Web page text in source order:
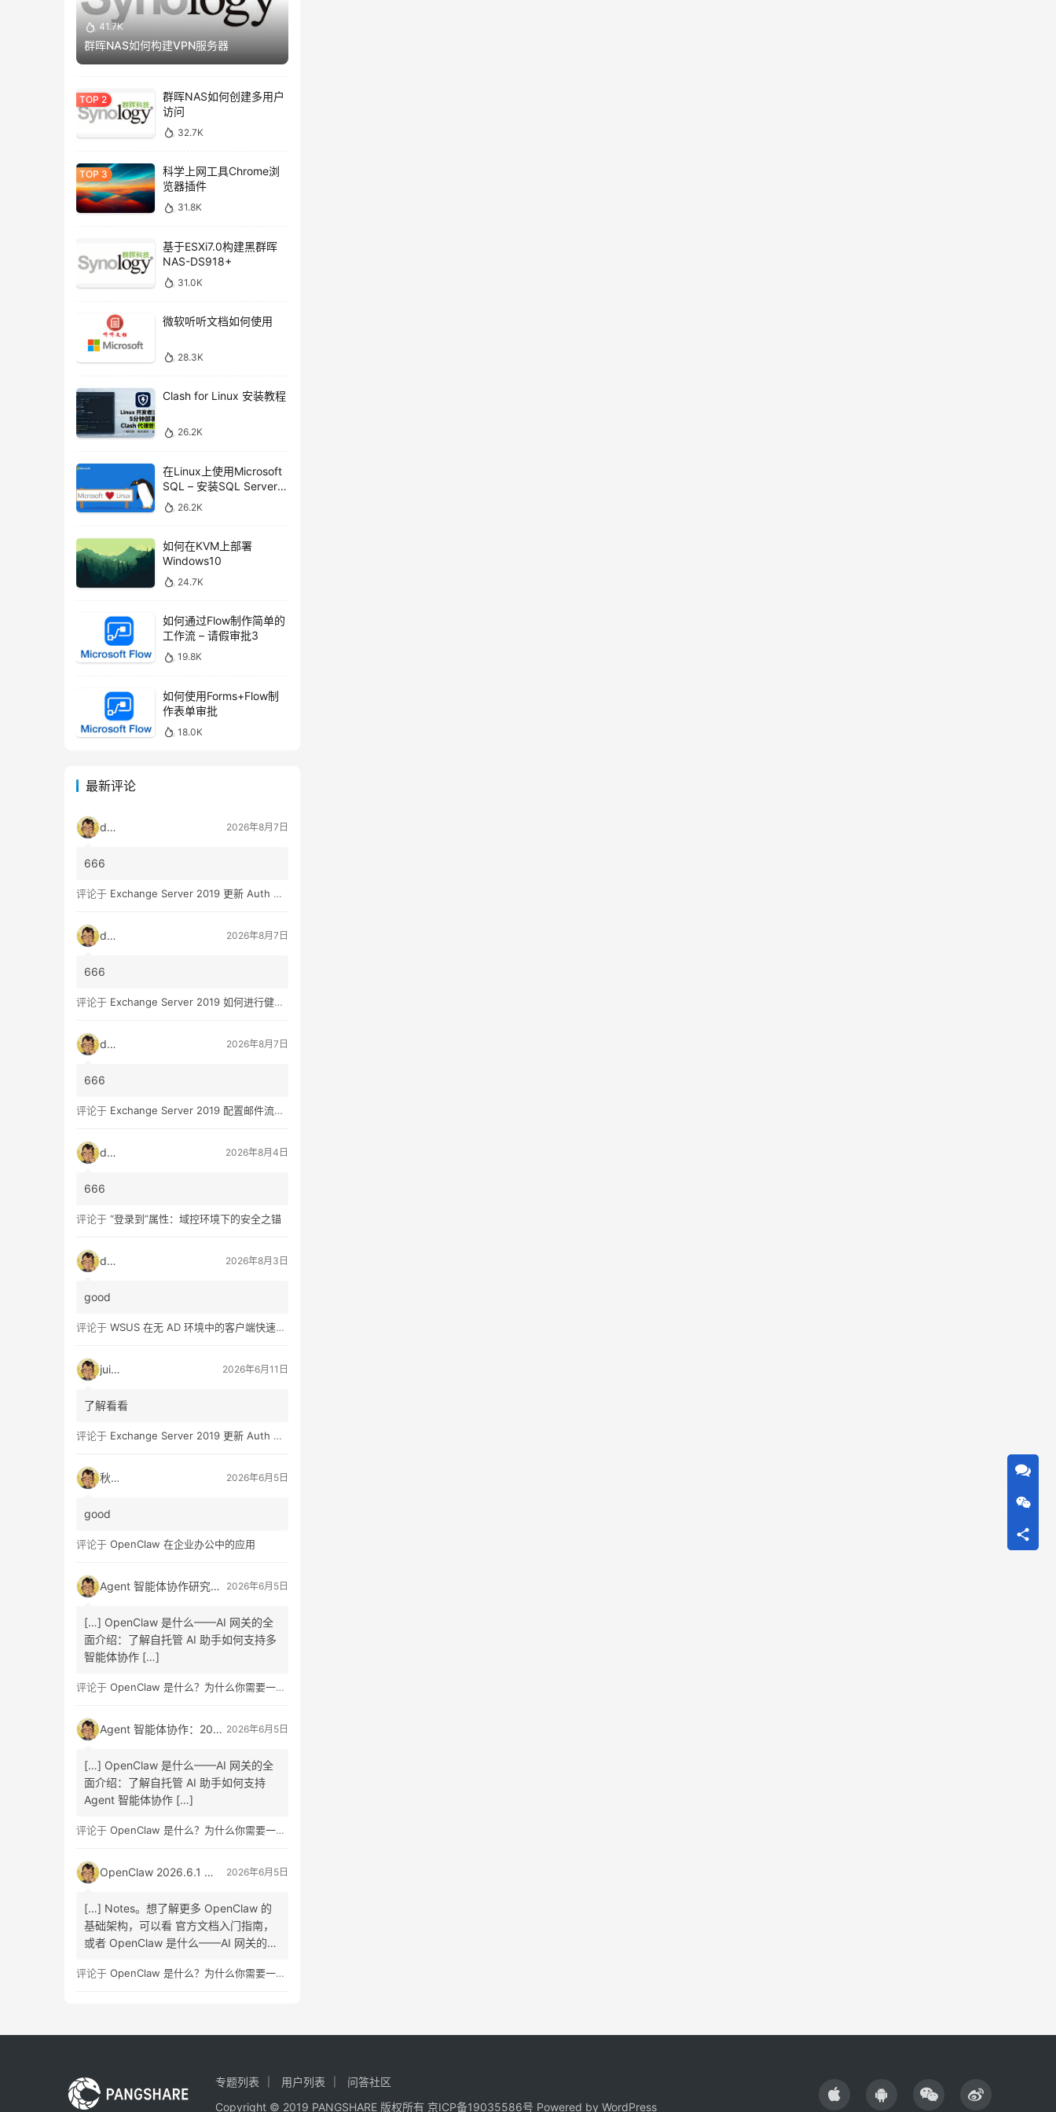
41.7K
群晖NAS如何构建VPN服务器
群晖NAS如何创建多用户
访问
32.7K
科学上网工具Chrome浏
览器插件
31.8K
基于ESXi7.0构建黑群晖
NAS-DS918+
31.0K
微软听听文档如何使用
28.3K
Clash for Linux 安装教程
26.2K
在Linux上使用Microsoft
SQL – 安装SQL Server命
令行工具
26.2K
如何在KVM上部署
Windows10
24.7K
如何通过Flow制作简单的
工作流 – 请假审批3
19.8K
如何使用Forms+Flow制
作表单审批
18.0K
最新评论
dala 2026年8月7日
666
评论于 Exchange Server 2019 更新 Auth Certificate 证书
dala 2026年8月7日
666
评论于 Exchange Server 2019 如何进行健康检查
dala 2026年8月7日
666
评论于 Exchange Server 2019 配置邮件流和客户端访问 – 2
dala 2026年8月4日
666
评论于 “登录到”属性：域控环境下的安全之锚
dala 2026年8月3日
good
评论于 WSUS 在无 AD 环境中的客户端快速配置指南
juice 2026年6月11日
了解看看
评论于 Exchange Server 2019 更新 Auth Certificate 证书
秋日 2026年6月5日
good
评论于 OpenClaw 在企业办公中的应用
Agent 智能体协作研究报告发布：A2A 协议架构设计、信任机制原理、商业链路重构路径与企业组织变革全面解读指南 2026年6月5日
[…] OpenClaw 是什么——AI 网关的全
面介绍：了解自托管 AI 助手如何支持多
智能体协作 […]
评论于 OpenClaw 是什么？为什么你需要一个自托管的 AI 助手？
Agent 智能体协作：2026 最新研究报告发布，A2A 协议、信任机制、商业重构与组织变革全面解读 2026年6月5日
[…] OpenClaw 是什么——AI 网关的全
面介绍：了解自托管 AI 助手如何支持
Agent 智能体协作 […]
评论于 OpenClaw 是什么？为什么你需要一个自托管的 AI 助手？
OpenClaw 2026.6.1 正式版发布：Skill Workshop 与 SQLite 升级指南 2026年6月5日
[…] Notes。想了解更多 OpenClaw 的
基础架构，可以看 官方文档入门指南，
或者 OpenClaw 是什么——AI 网关的全
评论于 OpenClaw 是什么？为什么你需要一个自托管的 AI 助手？
专题列表 用户列表
问答社区
Copyright © 2019 PANGSHARE 版权所有 京ICP备19035586号 Powered by WordPress